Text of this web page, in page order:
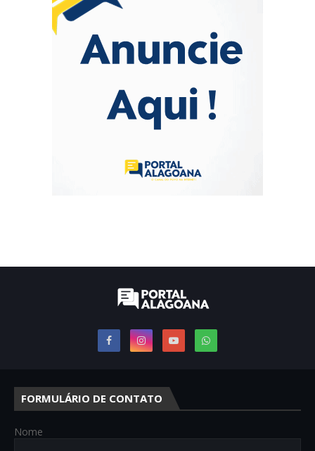
FORMULÁRIO DE CONTATO
Nome